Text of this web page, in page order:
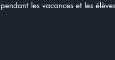
les vacances et les